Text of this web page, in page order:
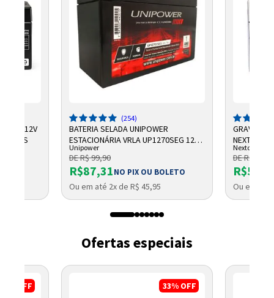
12V
(254)
BATERIA SELADA UNIPOWER
ESTACIONÁRIA VRLA UP1270SEG 12V
7AH F187
Unipower
DE R$ 99,90
R$87,31NO PIX OU BOLETO
Ou em até 2x de R$ 45,95
NEXTTECH
Nextcall
DE R$
Ou em até
Ofertas especiais
OFF 33% OFF